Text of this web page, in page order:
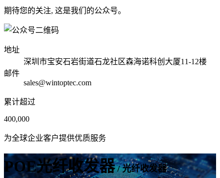
期待您的关注, 这是我们的公众号。
地址
深圳市宝安石岩街道石龙社区森海诺科创大厦11-12楼
邮件
sales@wintoptec.com
累计超过
400,000
为全球企业客户提供优质服务
POE光纤收发器/ 光纤收发器